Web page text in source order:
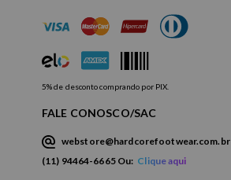
5% de desconto comprando por PIX.
FALE CONOSCO/SAC
webstore@hardcorefootwear.com.br
(11) 94464-6665 Ou: Clique aqui